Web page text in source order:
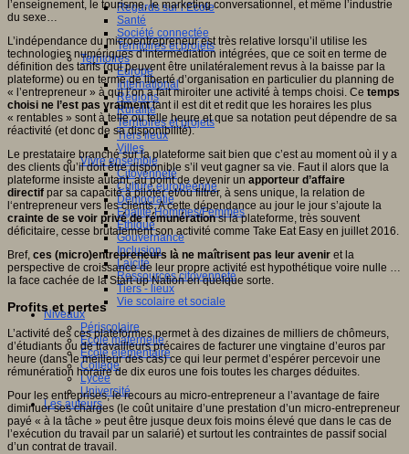
Regards sur l’Ecole
Santé
Société connectée
Territoires et projets
Territoires
Europe
International
Régions
Ruralité
Territoires et projets
Tiers lieux
Villes
Vivre ensemble
Citoyenneté
Culture européenne
Démocratie
Egalité Hommes/Femmes
Ethique
Gouvernance
Inclusion
Laïcité
Ressources citoyenneté
Tiers - lieux
Vie scolaire et sociale
Niveaux
Périscolaire
Ecole maternelle
Ecole élémentaire
Collège
Lycée
Université
Les auteurs
l’enseignement, le tourisme, le marketing conversationnel, et même l’industrie
du sexe…
L’indépendance du microentrepreneur est très relative lorsqu’il utilise les
technologies numériques d’intermédiation intégrées, que ce soit en terme de
définition des tarifs (qui peuvent être unilatéralement revus à la baisse par la
plateforme) ou en terme de liberté d’organisation en particulier du planning de
« l’entrepreneur » à qui l’on a fait miroiter une activité à temps choisi. Ce temps
choisi ne l’est pas vraimenttant il est dit et redit que les horaires les plus
« rentables » sont à telle ou telle heure et que sa notation peut dépendre de sa
réactivité (et donc de sa disponibilité).
Le prestataire branché sur la plateforme sait bien que c’est au moment où il y a
des clients qu’il doit être disponible s’il veut gagner sa vie. Faut il alors que la
plateforme insiste autant, au point de devenir un apporteur d’affaire
directif par sa capacité à piloter et/ou filtrer, à sens unique, la relation de
l‘entrepreneur vers les clients. A cette dépendance au jour le jour s’ajoute la
crainte de se voir privé de rémunérationsi la plateforme, très souvent
déficitaire, cesse brutalement son activité comme Take Eat Easy en juillet 2016.
Bref, ces (micro)entrepreneurs là ne maîtrisent pas leur avenir et la
perspective de croissance de leur propre activité est hypothétique voire nulle …
la face cachée de la Start-up Nation en quelque sorte.
Profits et pertes
L’activité des ces plateformes permet à des dizaines de milliers de chômeurs,
d’étudiants ou de travailleurs précaires de facturer une vingtaine d’euros par
heure (dans le meilleur des cas) ce qui leur permet d’espérer percevoir une
rémunération horaire de dix euros une fois toutes les charges déduites.
Pour les entreprises, le recours au micro-entrepreneur a l’avantage de faire
diminuer ses charges (le coût unitaire d’une prestation d’un micro-entrepreneur
payé « à la tâche » peut être jusque deux fois moins élevé que dans le cas de
l’exécution du travail par un salarié) et surtout les contraintes de passif social
d’un contrat de travail.